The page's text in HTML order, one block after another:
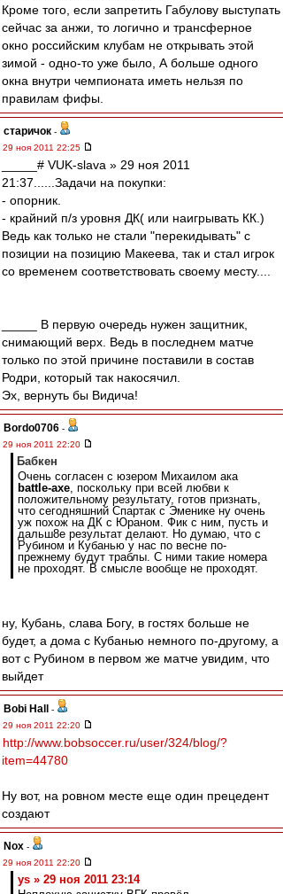
Кроме того, если запретить Габулову выступать
сейчас за анжи, то логично и трансферное
окно российским клубам не открывать этой
зимой - одно-то уже было, А больше одного
окна внутри чемпионата иметь нельзя по
правилам фифы.
старичок -
29 ноя 2011 22:25
_____# VUK-slava » 29 ноя 2011
21:37......Задачи на покупки:
- опорник.
- крайний п/з уровня ДК( или наигрывать КК.)
Ведь как только не стали "перекидывать" с
позиции на позицию Макеева, так и стал игрок
со временем соответствовать своему месту....
_____ В первую очередь нужен защитник,
снимающий верх. Ведь в последнем матче
только по этой причине поставили в состав
Родри, который так накосячил.
Эх, вернуть бы Видича!
Bordo0706 -
29 ноя 2011 22:20
Бабкен
Очень согласен с юзером Михаилом ака
battle-axe, поскольку при всей любви к
положительному результату, готов признать,
что сегодняшний Спартак с Эменике ну очень
уж похож на ДК с Юраном. Фик с ним, пусть и
дальш8е результат делают. Но думаю, что с
Рубином и Кубанью у нас по весне по-
прежнему будут траблы. С ними такие номера
не проходят. В смысле вообще не проходят.
ну, Кубань, слава Богу, в гостях больше не
будет, а дома с Кубанью немного по-другому, а
вот с Рубином в первом же матче увидим, что
выйдет
Bobi Hall
-
29 ноя 2011 22:20
http://www.bobsoccer.ru/user/324/blog/?
item=44780
Ну вот, на ровном месте еще один прецедент
создают
Nox -
29 ноя 2011 22:20
ys » 29 ноя 2011 23:14